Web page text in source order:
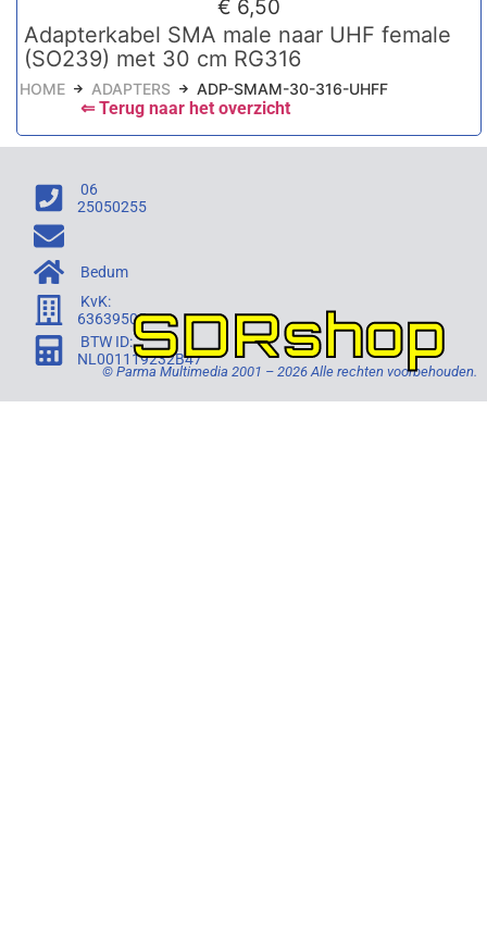
€ 6,50
Adapterkabel SMA male naar UHF female
(SO239) met 30 cm RG316
HOME ADAPTERS ADP-SMAM-30-316-UHFF
⇐ Terug naar het overzicht
06
25050255
Bedum
KvK:
63639505
BTW ID:
NL001119232B47
© Parma Multimedia 2001 – 2026 Alle rechten voorbehouden.
SDRshop